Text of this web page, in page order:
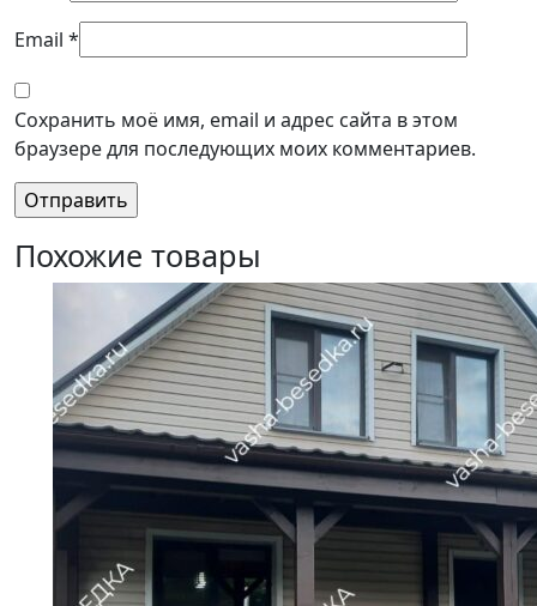
Email *
Сохранить моё имя, email и адрес сайта в этом
браузере для последующих моих комментариев.
Похожие товары